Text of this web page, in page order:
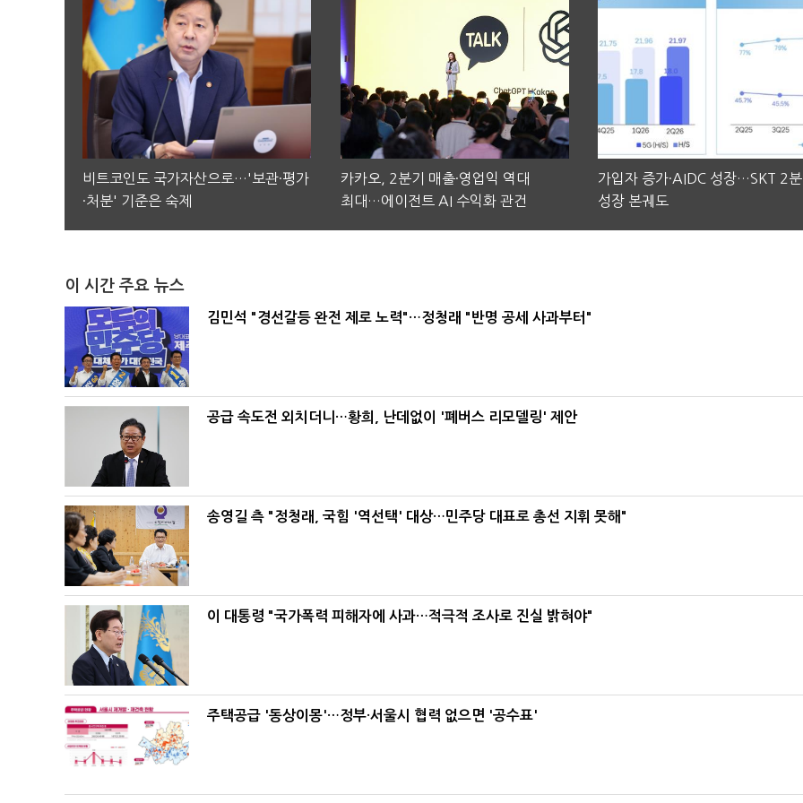
비트코인도 국가자산으로…'보관·평가
·처분' 기준은 숙제
카카오, 2분기 매출·영업익 역대
최대…에이전트 AI 수익화 관건
가입자 증가·AIDC 성장…SKT 2
성장 본궤도
이 시간 주요 뉴스
김민석 "경선갈등 완전 제로 노력"…정청래 "반명 공세 사과부터"
공급 속도전 외치더니…황희, 난데없이 '폐버스 리모델링' 제안
송영길 측 "정청래, 국힘 '역선택' 대상…민주당 대표로 총선 지휘 못해"
이 대통령 "국가폭력 피해자에 사과…적극적 조사로 진실 밝혀야"
주택공급 '동상이몽'…정부·서울시 협력 없으면 '공수표'